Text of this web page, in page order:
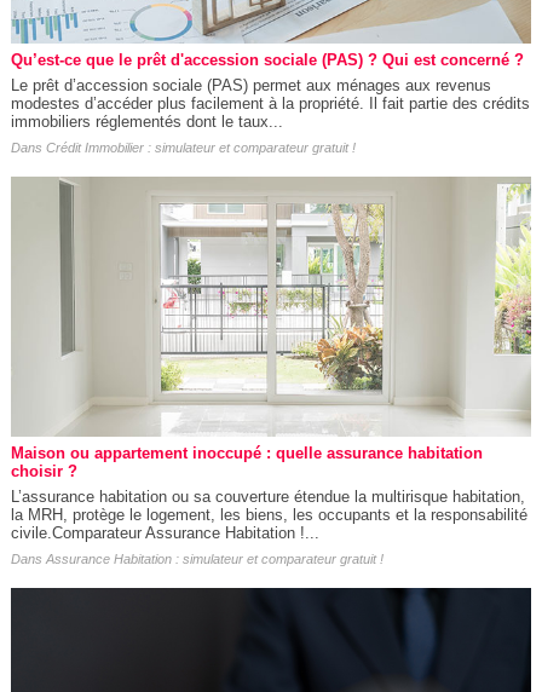
Qu’est-ce que le prêt d'accession sociale (PAS) ? Qui est concerné ?
Le prêt d’accession sociale (PAS) permet aux ménages aux revenus
modestes d’accéder plus facilement à la propriété. Il fait partie des crédits
immobiliers réglementés dont le taux...
Dans Crédit Immobilier : simulateur et comparateur gratuit !
Maison ou appartement inoccupé : quelle assurance habitation
choisir ?
L’assurance habitation ou sa couverture étendue la multirisque habitation,
la MRH, protège le logement, les biens, les occupants et la responsabilité
civile.Comparateur Assurance Habitation !...
Dans Assurance Habitation : simulateur et comparateur gratuit !